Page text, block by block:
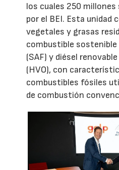
los cuales 250
por el BEI. Esta unidad
vegetales y grasas
combustible sostenible
(SAF) y diésel
(HVO), con
combustibles fósiles
de combustión